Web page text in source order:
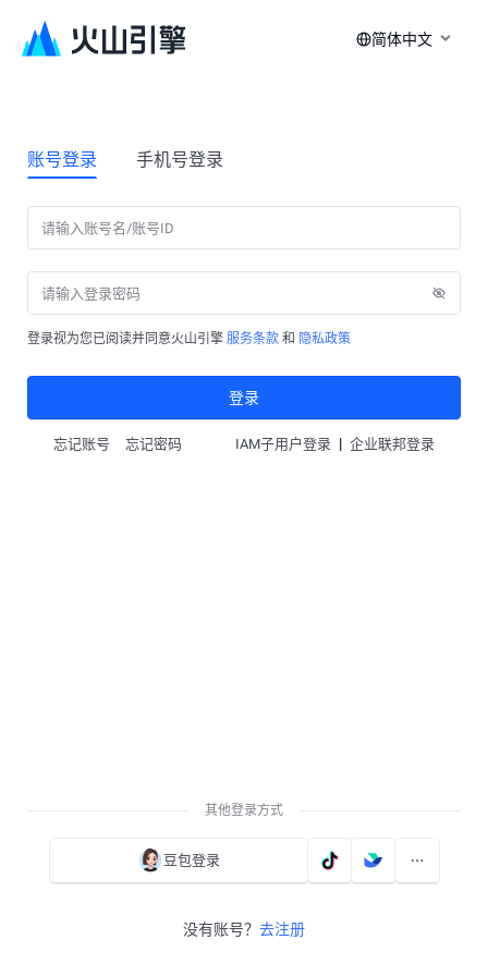
简体中文
账号登录 手机号登录
登录视为您已阅读并同意火山引擎 服务条款 和 隐私政策
登录
忘记账号 忘记密码 IAM子用户登录 | 企业联邦登录
其他登录方式
豆包登录
没有账号？ 去注册